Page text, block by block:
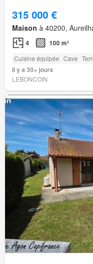
315 000 €
Maison à 40200,
4 100 m²
Cuisine équipée Cave
Il y a 30+ jours
LEBONCOIN